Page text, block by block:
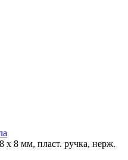
х 8 мм, пласт. ручка, нерж.